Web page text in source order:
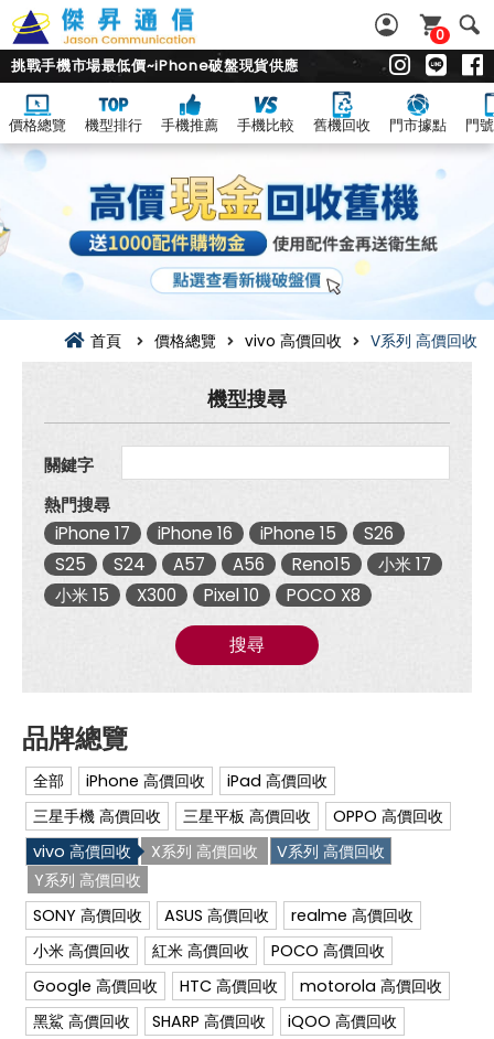
vivo V
收
價
總
機.
0
挑戰手機市場最低價~iPhone破盤現貨供應
價格總覽 機型排行 手機推薦 手機比較 舊機回收 門市據點 門
首頁 價格總覽 vivo 高價回收 V系列 高價回收
機型搜尋
關鍵字
熱門搜尋
iPhone 17
iPhone 16 iPhone 15
S26
S25
S24 A57 A56 Reno15
小米 17
小米 15
X300 Pixel 10 POCO X8
搜尋
全部 iPhone 高價回收
iPad 高價回收
三星手機 高價回收
三星平板 高價回收
OPPO 高價回收
vivo 高價回收
X系列 高價回收
V系列 高價回收
Y系列 高價回收
SONY 高價回收
ASUS 高價回收
realme 高價回收
小米 高價回收
紅米 高價回收
POCO 高價回收
Google 高價回收
HTC 高價回收
motorola 高價回收
黑鯊 高價回收
SHARP 高價回收
iQOO 高價回收